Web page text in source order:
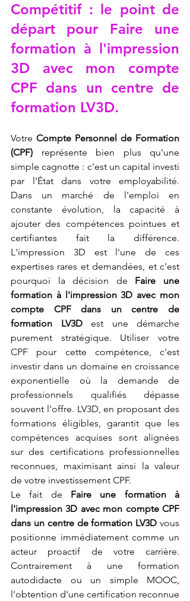
Compétitif : le point de
départ pour Faire une
formation à l'impression
3D avec mon compte
CPF dans un centre de
formation LV3D.
Votre Compte Personnel de Formation
(CPF) représente bien plus qu'une
simple cagnotte : c'est un capital investi
par l'État dans votre employabilité.
Dans un marché de l'emploi en
constante évolution, la capacité à
ajouter des compétences pointues et
certifiantes fait la différence.
L'impression 3D est l'une de ces
expertises rares et demandées, et c'est
pourquoi la décision de Faire une
formation à l'impression 3D avec mon
compte CPF dans un centre de
formation LV3D est une démarche
purement stratégique. Utiliser votre
CPF pour cette compétence, c'est
investir dans un domaine en croissance
exponentielle où la demande de
professionnels qualifiés dépasse
souvent l'offre. LV3D, en proposant des
formations éligibles, garantit que les
compétences acquises sont alignées
sur des certifications professionnelles
reconnues, maximisant ainsi la valeur
de votre investissement CPF.
Le fait de Faire une formation à
l'impression 3D avec mon compte CPF
dans un centre de formation LV3D vous
positionne immédiatement comme un
acteur proactif de votre carrière.
Contrairement à une formation
autodidacte ou un simple MOOC,
l'obtention d'une certification reconnue